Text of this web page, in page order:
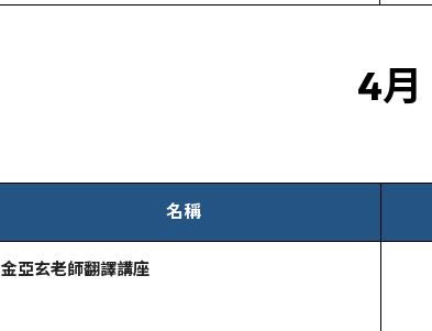
4月
名稱
金亞玄老師翻譯講座